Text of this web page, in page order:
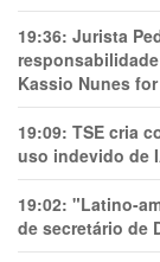
19:36: Jurista
Kassio Nunes
19:09: TSE cria
uso indevido de
19:02: "Latino-
de secretário de